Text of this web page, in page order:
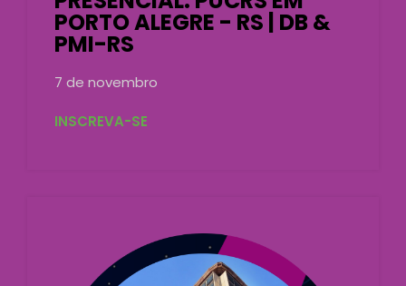
PORTO ALEGRE - RS | DB &
PMI-RS
7 de novembro
INSCREVA-SE